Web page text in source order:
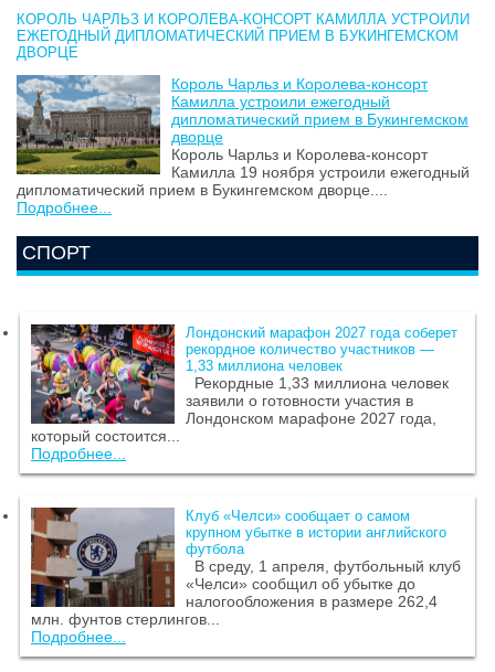
КОРОЛЬ ЧАРЛЬЗ И КОРОЛЕВА-КОНСОРТ КАМИЛЛА УСТРОИЛИ
ЕЖЕГОДНЫЙ ДИПЛОМАТИЧЕСКИЙ ПРИЕМ В БУКИНГЕМСКОМ
ДВОРЦЕ
Король Чарльз и Королева-консорт
Камилла устроили ежегодный
дипломатический прием в Букингемском
дворце
Король Чарльз и Королева-консорт
Камилла 19 ноября устроили ежегодный
дипломатический прием в Букингемском дворце....
Подробнее...
СПОРТ
Лондонский марафон 2027 года соберет
рекордное количество участников —
1,33 миллиона человек
Рекордные 1,33 миллиона человек
заявили о готовности участия в
Лондонском марафоне 2027 года,
который состоится...
Подробнее...
Клуб «Челси» сообщает о самом
крупном убытке в истории английского
футбола
В среду, 1 апреля, футбольный клуб
«Челси» сообщил об убытке до
налогообложения в размере 262,4
млн. фунтов стерлингов...
Подробнее...